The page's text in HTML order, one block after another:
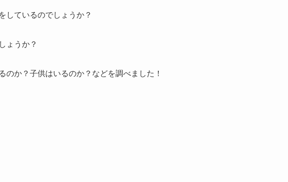
しているのでしょうか？
ょうか？
のか？子供はいるのか？などを調べました！